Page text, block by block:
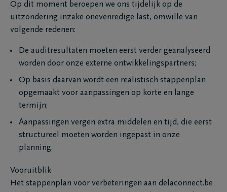
Op dit moment beroepen we ons tijdelijk op de
uitzondering inzake onevenredige last, omwille van
volgende redenen:
De auditresultaten moeten eerst verder geanalyseerd
worden door onze externe ontwikkelingspartners;
Op basis daarvan wordt een realistisch stappenplan
opgemaakt voor aanpassingen op korte en lange
termijn;
Aanpassingen vergen extra middelen en tijd, die eerst
structureel moeten worden ingepast in onze
planning.
Vooruitblik
Het stappenplan voor verbeteringen aan delaconnect.be